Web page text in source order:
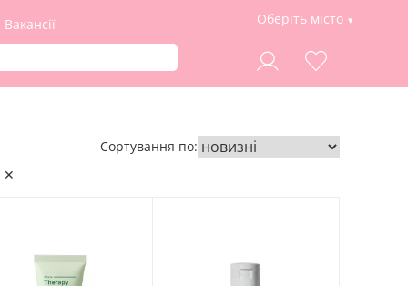
Вакансії Оберіть місто
✕
Сортування по: